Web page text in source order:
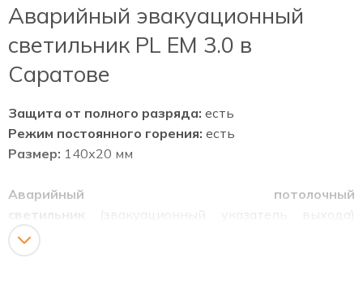
Аварийный эвакуационный
светильник PL EM 3.0 в
Саратове
Защита от полного разряда: есть
Режим постоянного горения: есть
Размер: 140х20 мм
Аварийный потолочный
светильник (эвакуационный указатель выхода)
может использоваться в качестве источника